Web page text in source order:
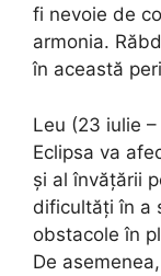
fi nevoie de
armonia.
în această
Leu (23 iulie
Eclipsa va
și al învățării
dificultăți în a
obstacole în
De